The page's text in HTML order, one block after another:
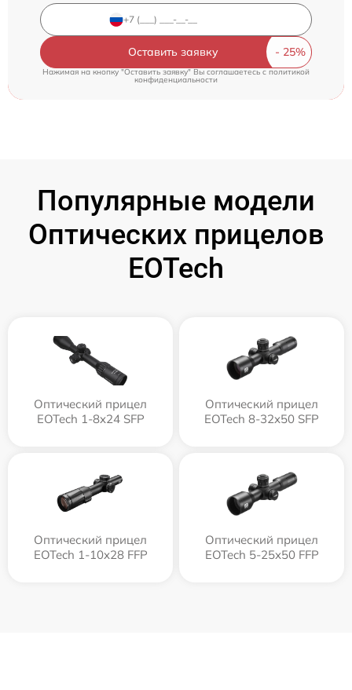
Оставить заявку
Нажимая на кнопку "Оставить заявку" Вы соглашаетесь cполитикой
конфиденциальности
Популярные модели
Оптических прицелов
EOTech
Оптический прицел
EOTech 1-8x24 SFP
Оптический прицел
EOTech 8-32x50 SFP
Оптический прицел
EOTech 1-10x28 FFP
Оптический прицел
EOTech 5-25x50 FFP